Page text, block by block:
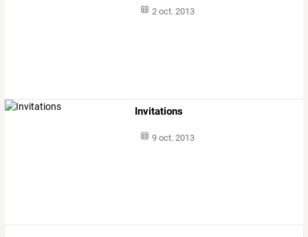
2 oct. 2013
Invitations
9 oct. 2013